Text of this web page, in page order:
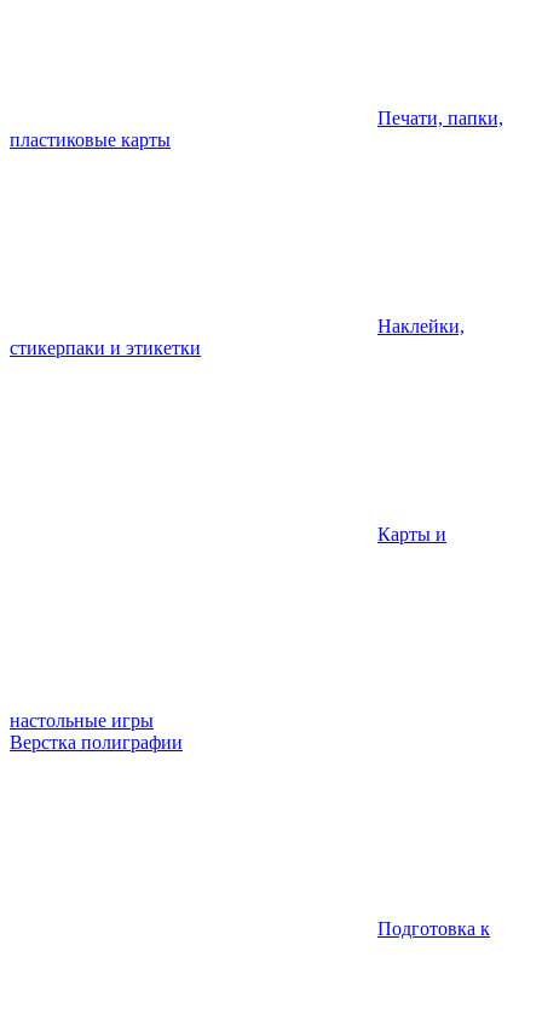
Печати, папки,
пластиковые карты
Наклейки,
стикерпаки и этикетки
Карты и
настольные игры
Верстка полиграфии
Подготовка к